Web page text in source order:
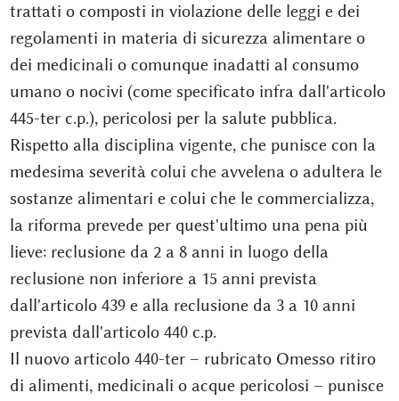
trattati o composti in violazione delle leggi e dei
regolamenti in materia di sicurezza alimentare o
dei medicinali o comunque inadatti al consumo
umano o nocivi (come specificato infra dall'articolo
445-ter c.p.), pericolosi per la salute pubblica.
Rispetto alla disciplina vigente, che punisce con la
medesima severità colui che avvelena o adultera le
sostanze alimentari e colui che le commercializza,
la riforma prevede per quest'ultimo una pena più
lieve: reclusione da 2 a 8 anni in luogo della
reclusione non inferiore a 15 anni prevista
dall'articolo 439 e alla reclusione da 3 a 10 anni
prevista dall'articolo 440 c.p.
Il nuovo articolo 440-ter – rubricato Omesso ritiro
di alimenti, medicinali o acque pericolosi – punisce